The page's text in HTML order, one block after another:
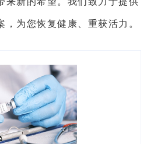
为您恢复健康、重获活力。